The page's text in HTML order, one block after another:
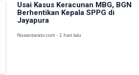
Usai Kasus Keracunan MBG, BGN
Berhentikan Kepala SPPG di
Jayapura
Nusantaratv.com - 1 hari lalu